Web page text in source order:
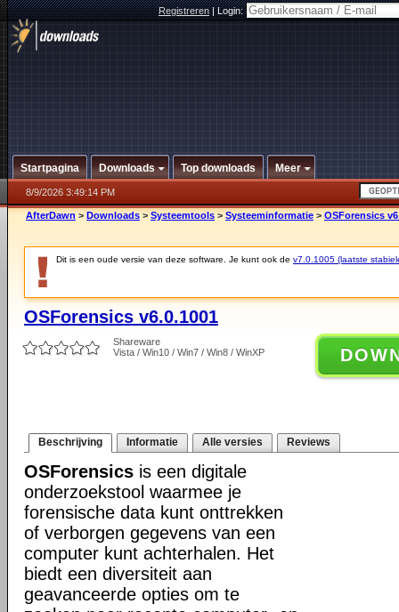
Registreren|Login:
Startpagina Downloads Top downloads Meer
8/9/2026 3:49:14 PM
AfterDawn > Downloads > Systeemtools > Systeeminformatie > OSForensics
Dit is een oude versie van deze software. Je kunt ook de v7.0.1005 (laatste
OSForensics v6.0.1001
Shareware
Vista / Win10 / Win7 / Win8 / WinXP
Beschrijving Informatie Alle versies Reviews
OSForensics is een digitale
onderzoekstool waarmee je
forensische data kunt onttrekken
of verborgen gegevens van een
computer kunt achterhalen. Het
biedt een diversiteit aan
geavanceerde opties om te